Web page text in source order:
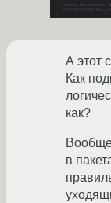
А этот
Как
как?
в